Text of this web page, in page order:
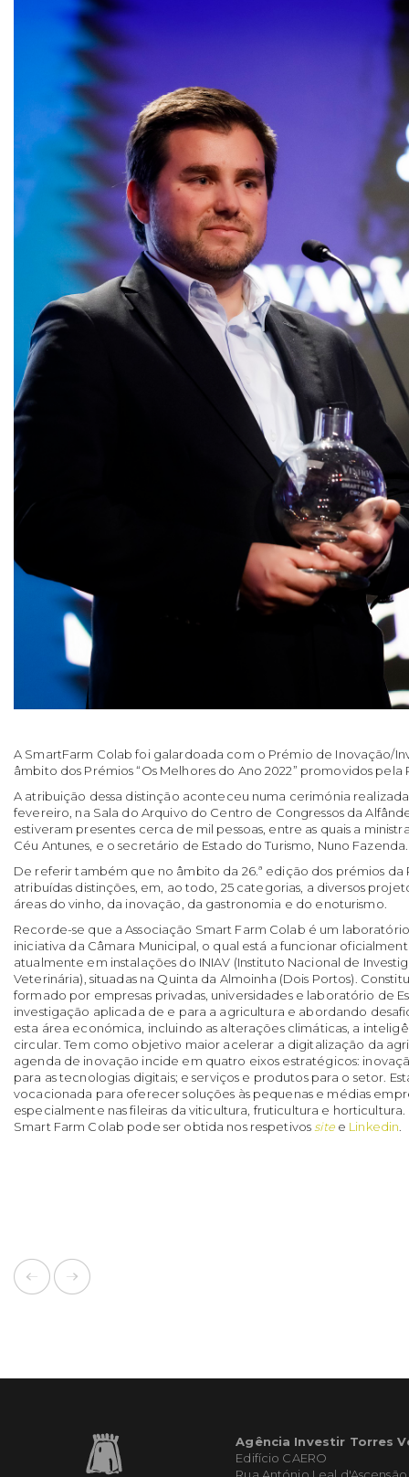
A SmartFarm Colab foi galardoada com o Prémio de Inovação/
âmbito dos Prémios “Os Melhores do Ano 2022” promovidos pela
A atribuição dessa distinção aconteceu numa cerimónia
fevereiro, na Sala do Arquivo do Centro de Congressos da
estiveram presentes cerca de mil pessoas, entre as quais a
Céu Antunes, e o secretário de Estado do Turismo, Nuno Fazenda.
De referir também que no âmbito da 26.ª edição dos prémios da
atribuídas distinções, em, ao todo, 25 categorias, a diversos
áreas do vinho, da inovação, da gastronomia e do enoturismo.
Recorde-se que a Associação Smart Farm Colab é um
iniciativa da Câmara Municipal, o qual está a funcionar
atualmente em instalações do INIAV (Instituto Nacional de
Veterinária), situadas na Quinta da Almoinha (Dois Portos).
formado por empresas privadas, universidades e laboratório de
investigação aplicada de e para a agricultura e abordando
esta área económica, incluindo as alterações climáticas, a
circular. Tem como objetivo maior acelerar a digitalização da
agenda de inovação incide em quatro eixos estratégicos:
para as tecnologias digitais; e serviços e produtos para o setor.
vocacionada para oferecer soluções às pequenas e médias
especialmente nas fileiras da viticultura, fruticultura e
Smart Farm Colab pode ser obtida nos respetivossitee Linkedin.
Agência Investir Torres
Edifício CAERO